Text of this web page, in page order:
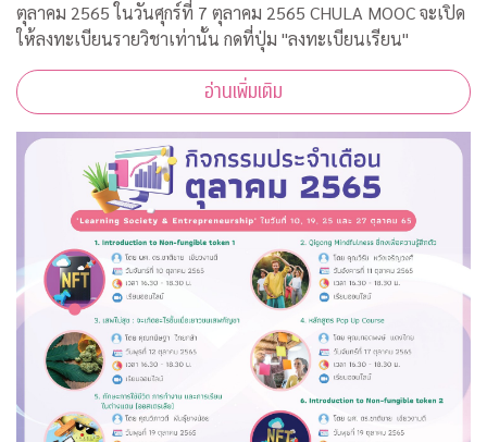
ตุลาคม 2565 ในวันศุกร์ที่ 7 ตุลาคม 2565 CHULA MOOC จะเปิด
ให้ลงทะเบียนรายวิชาเท่านั้น กดที่ปุ่ม "ลงทะเบียนเรียน"
อ่านเพิ่มเติม